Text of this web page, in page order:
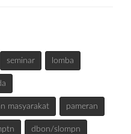
seminar lomba
masyarakat pameran
dbon/slompn